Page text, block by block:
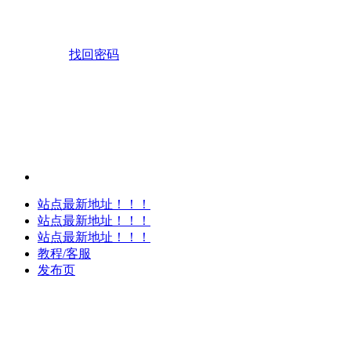
找回密码
站点最新地址！！！
站点最新地址！！！
站点最新地址！！！
教程/客服
发布页